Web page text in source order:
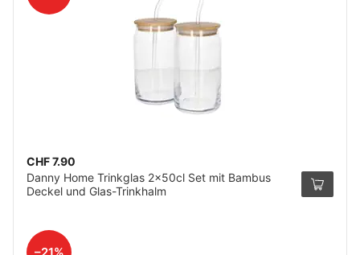
CHF 7.90
Danny Home Trinkglas 2x50cl Set mit Bambus
Deckel und Glas-Trinkhalm